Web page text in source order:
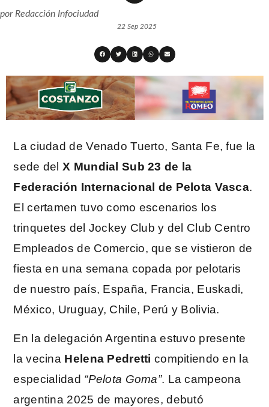
porRedacción Infociudad
22 Sep 2025
La ciudad de Venado Tuerto, Santa Fe, fue la
sede delX Mundial Sub 23 de la
Federación Internacional de Pelota Vasca.
El certamen tuvo como escenarios los
trinquetes del Jockey Club y del Club Centro
Empleados de Comercio, que se vistieron de
fiesta en una semana copada por pelotaris
de nuestro país, España, Francia, Euskadi,
México, Uruguay, Chile, Perú y Bolivia.
En la delegación Argentina estuvo presente
la vecina Helena Pedretti compitiendo en la
especialidad “Pelota Goma”. La campeona
argentina 2025 de mayores, debutó